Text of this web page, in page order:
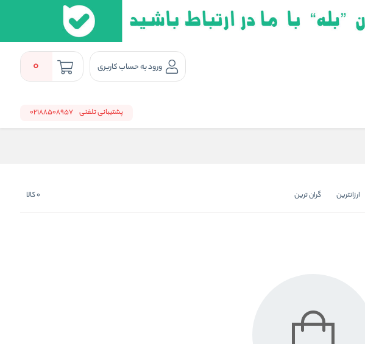
ورود به حساب کاربری 0
پشتیبانی تلفنی 02188508957
ارزانترین گران ترین 0کالا